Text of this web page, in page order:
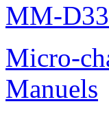
MM-
Micro-
Manuels